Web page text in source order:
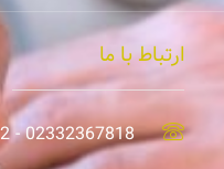
ارتباط با ما
02332367818 - 02335242382